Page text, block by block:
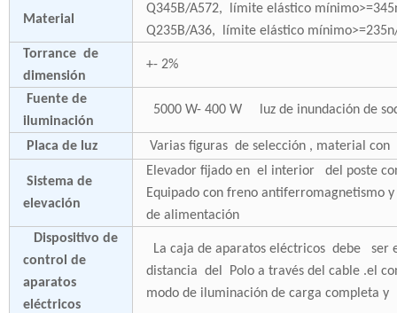
Material
Q345B/A572, límite elástico
Q235B/A36, límite elástico
Torrance de
dimensión
+- 2%
Fuente de
iluminación
5000 W- 400 W luz de inundación de
Placa de luz Varias figuras de selección , material
Sistema de
elevación
Elevador fijado en el interior del poste
Equipado con freno
de alimentación
Dispositivo de
control de
aparatos
eléctricos
La caja de aparatos eléctricos debe ser
distancia del Polo a través del cable .el
modo de iluminación de carga completa